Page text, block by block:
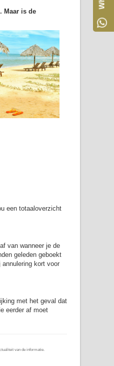
Maar is de
een totaaloverzicht
van wanneer je de
geleden geboekt
kort voor
met het geval dat
eerder af moet
van de informatie.